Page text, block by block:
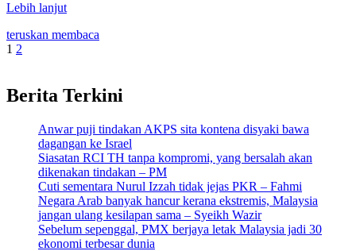
Lebih lanjut
teruskan membaca
Posts
1 2
Berita Terkini
Anwar puji tindakan AKPS sita kontena disyaki bawa
dagangan ke Israel
Siasatan RCI TH tanpa kompromi, yang bersalah akan
dikenakan tindakan – PM
Cuti sementara Nurul Izzah tidak jejas PKR – Fahmi
Negara Arab banyak hancur kerana ekstremis, Malaysia
jangan ulang kesilapan sama – Syeikh Wazir
Sebelum sepenggal, PMX berjaya letak Malaysia jadi 30
ekonomi terbesar dunia